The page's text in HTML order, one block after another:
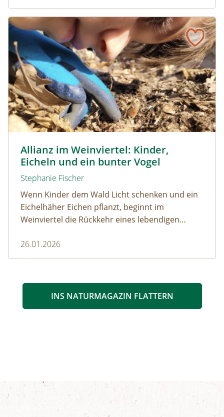
Allianz im Weinviertel: Kinder,
Eicheln und ein bunter Vogel
Stephanie Fischer
Wenn Kinder dem Wald Licht schenken und ein
Eichelhäher Eichen pflanzt, beginnt im
Weinviertel die Rückkehr eines lebendigen
26.01.2026
Allianz im Weinviertel: Kinder, Eicheln und ein bunter
INS NATURMAGAZIN FLATTERN